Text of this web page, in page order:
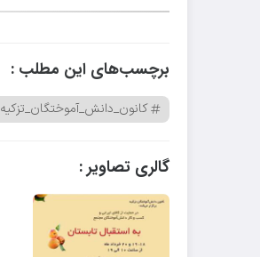
برچسب‌های این مطلب :
کانون_دانش_آموختگان_تزکیه
گالری تصاویر :